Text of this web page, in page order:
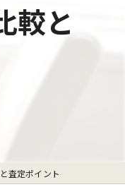
較と
査定ポイント